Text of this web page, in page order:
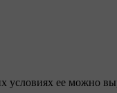
условиях ее можно